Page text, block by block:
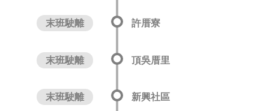
末班駛離 許厝寮
末班駛離 頂吳厝里
末班駛離 新興社區